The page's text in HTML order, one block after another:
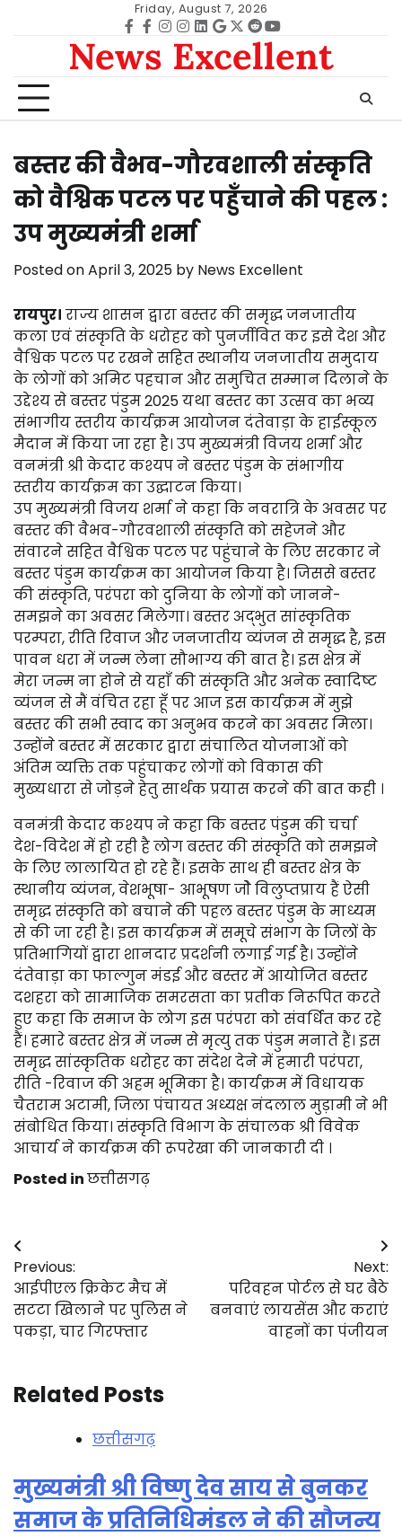
Friday, August 7, 2026
Facebook
facebook
Instagram
instagram
Linkedin
google
Twitter
redditYoutube
News Excellent
बस्तर की वैभव-गौरवशाली संस्कृति
को वैश्विक पटल पर पहुँचाने की पहल :
उप मुख्यमंत्री शर्मा
Posted onApril 3, 2025 by News Excellent
रायपुर। राज्य शासन द्वारा बस्तर की समृद्ध जनजातीय
कला एवं संस्कृति के धरोहर को पुनर्जीवित कर इसे देश और
वैश्विक पटल पर रखने सहित स्थानीय जनजातीय समुदाय
के लोगों को अमिट पहचान और समुचित सम्मान दिलाने के
उद्देश्य से बस्तर पंडुम 2025 यथा बस्तर का उत्सव का भव्य
संभागीय स्तरीय कार्यक्रम आयोजन दंतेवाड़ा के हाईस्कूल
मैदान में किया जा रहा है। उप मुख्यमंत्री विजय शर्मा और
वनमंत्री श्री केदार कश्यप ने बस्तर पंडुम के संभागीय
स्तरीय कार्यक्रम का उद्घाटन किया।
उप मुख्यमंत्री विजय शर्मा ने कहा कि नवरात्रि के अवसर पर
बस्तर की वैभव-गौरवशाली संस्कृति को सहेजने और
संवारने सहित वैश्विक पटल पर पहुंचाने के लिए सरकार ने
बस्तर पंडुम कार्यक्रम का आयोजन किया है। जिससे बस्तर
की संस्कृति, परंपरा को दुनिया के लोगों को जानने-
समझने का अवसर मिलेगा। बस्तर अद्भुत सांस्कृतिक
परम्परा, रीति रिवाज और जनजातीय व्यंजन से समृद्ध है, इस
पावन धरा में जन्म लेना सौभाग्य की बात है। इस क्षेत्र में
मेरा जन्म ना होने से यहाँ की संस्कृति और अनेक स्वादिष्ट
व्यंजन से मैं वंचित रहा हूँ पर आज इस कार्यक्रम में मुझे
बस्तर की सभी स्वाद का अनुभव करने का अवसर मिला।
उन्होंने बस्तर में सरकार द्वारा संचालित योजनाओं को
अंतिम व्यक्ति तक पहुंचाकर लोगों को विकास की
मुख्यधारा से जोड़ने हेतु सार्थक प्रयास करने की बात कही ।
वनमंत्री केदार कश्यप ने कहा कि बस्तर पंडुम की चर्चा
देश-विदेश में हो रही है लोग बस्तर की संस्कृति को समझने
के लिए लालायित हो रहे हैं। इसके साथ ही बस्तर क्षेत्र के
स्थानीय व्यंजन, वेशभूषा- आभूषण जोे विलुप्तप्राय हैं ऐसी
समृद्ध संस्कृति को बचाने की पहल बस्तर पंडुम के माध्यम
से की जा रही है। इस कार्यक्रम में समूचे संभाग के जिलों के
प्रतिभागियों द्वारा शानदार प्रदर्शनी लगाई गई है। उन्होंने
दंतेवाड़ा का फाल्गुन मंडई और बस्तर में आयोजित बस्तर
दशहरा को सामाजिक समरसता का प्रतीक निरूपित करते
हुए कहा कि समाज के लोग इस परंपरा को संवर्धित कर रहे
हैं। हमारे बस्तर क्षेत्र में जन्म से मृत्यु तक पंडुम मनाते हैं। इस
समृद्ध सांस्कृतिक धरोहर का संदेश देने में हमारी परंपरा,
रीति -रिवाज की अहम भूमिका है। कार्यक्रम में विधायक
चैतराम अटामी, जिला पंचायत अध्यक्ष नंदलाल मुड़ामी ने भी
संबोधित किया। संस्कृति विभाग के संचालक श्री विवेक
आचार्य ने कार्यक्रम की रूपरेखा की जानकारी दी ।
Posted inछत्तीसगढ़
Post
navigation
Previous:
आईपीएल क्रिकेट मैच में
सटटा खिलाने पर पुलिस ने
पकड़ा, चार गिरफ्तार
Next:
परिवहन पोर्टल से घर बैठे
बनवाएं लायसेंस और कराएं
वाहनों का पंजीयन
Related Posts
छत्तीसगढ़
मुख्यमंत्री श्री विष्णु देव साय से बुनकर
समाज के प्रतिनिधिमंडल ने की सौजन्य